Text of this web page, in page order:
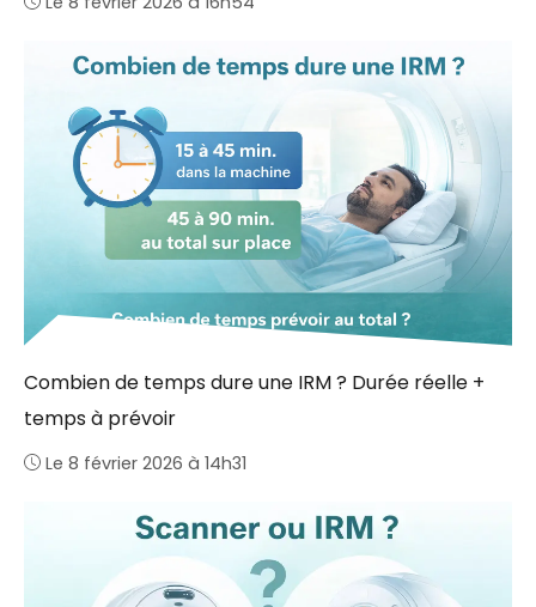
Combien de temps dure une IRM ? Durée réelle +
temps à prévoir
Le 8 février 2026 à 14h31